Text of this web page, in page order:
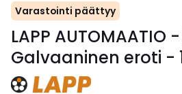
Varastointi päättyy
LAPP AUTOMAATIO -
Galvaaninen eroti -